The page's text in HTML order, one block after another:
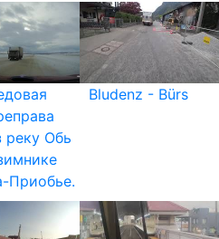
реку Обь
Приобье.
Bludenz - Bürs